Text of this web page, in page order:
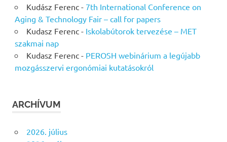
Kudász Ferenc- 7th International Conference on
Aging & Technology Fair – call for papers
Kudasz Ferenc- Iskolabútorok tervezése – MET
szakmai nap
Kudasz Ferenc- PEROSH webinárium a legújabb
mozgásszervi ergonómiai kutatásokról
ARCHÍVUM
2026. július